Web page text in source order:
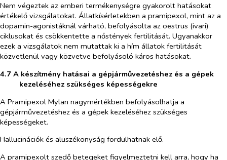
Nem végeztek az emberi termékenységre gyakorolt hatásokat
értékelő vizsgálatokat. Állatkísérletekben a pramipexol, mint az a
dopamin-agonistáknál várható, befolyásolta az oestrus (ivari)
ciklusokat és csökkentette a nőstények fertilitását. Ugyanakkor
ezek a vizsgálatok nem mutattak ki a hím állatok fertilitását
közvetlenül vagy közvetve befolyásoló káros hatásokat.
4.7 A készítmény hatásai a gépjárművezetéshez és a gépek
kezeléséhez szükséges képességekre
A Pramipexol Mylan nagymértékben befolyásolhatja a
gépjárművezetéshez és a gépek kezeléséhez szükséges
képességeket.
Hallucinációk és aluszékonyság fordulhatnak elő.
A pramipexolt szedő betegeket figyelmeztetni kell arra, hogy ha